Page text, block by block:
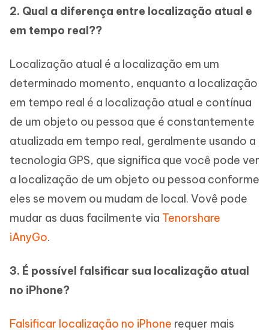
2. Qual a diferença entre localização atual e
em tempo real??
Localização atual é a localização em um
determinado momento, enquanto a localização
em tempo real é a localização atual e contínua
de um objeto ou pessoa que é constantemente
atualizada em tempo real, geralmente usando a
tecnologia GPS, que significa que você pode ver
a localização de um objeto ou pessoa conforme
eles se movem ou mudam de local. Vovê pode
mudar as duas facilmente via Tenorshare
iAnyGo.
3. É possível falsificar sua localização atual
no iPhone?
Falsificar localização no iPhone requer mais